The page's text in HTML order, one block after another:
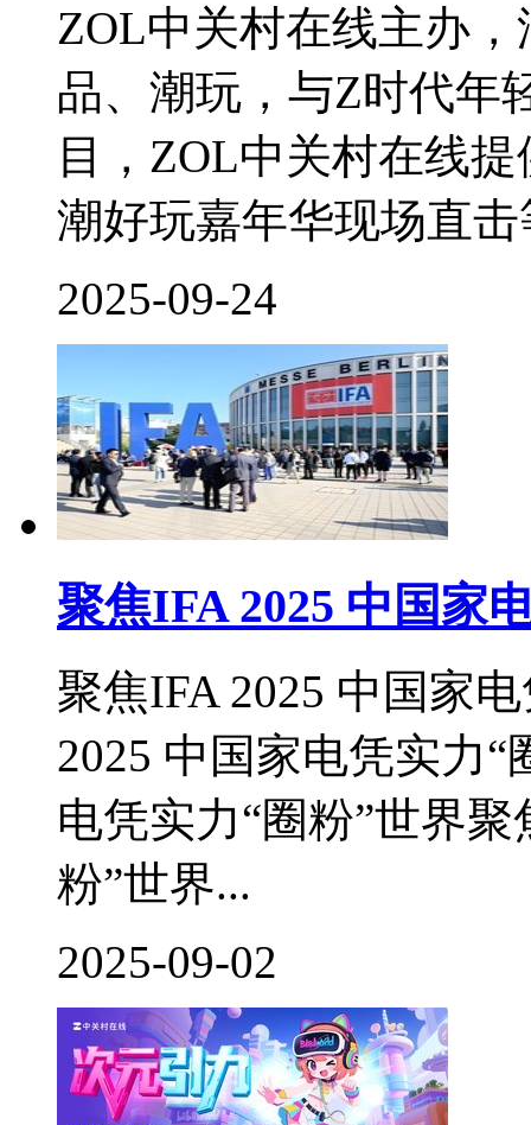
ZOL中关村在线主办
品、潮玩，与Z时代年
目，ZOL中关村在线
潮好玩嘉年华现场直击
2025-09-24
聚焦IFA 2025 中国家
聚焦IFA 2025 中国家
2025 中国家电凭实力“
电凭实力“圈粉”世界
粉”世界...
2025-09-02